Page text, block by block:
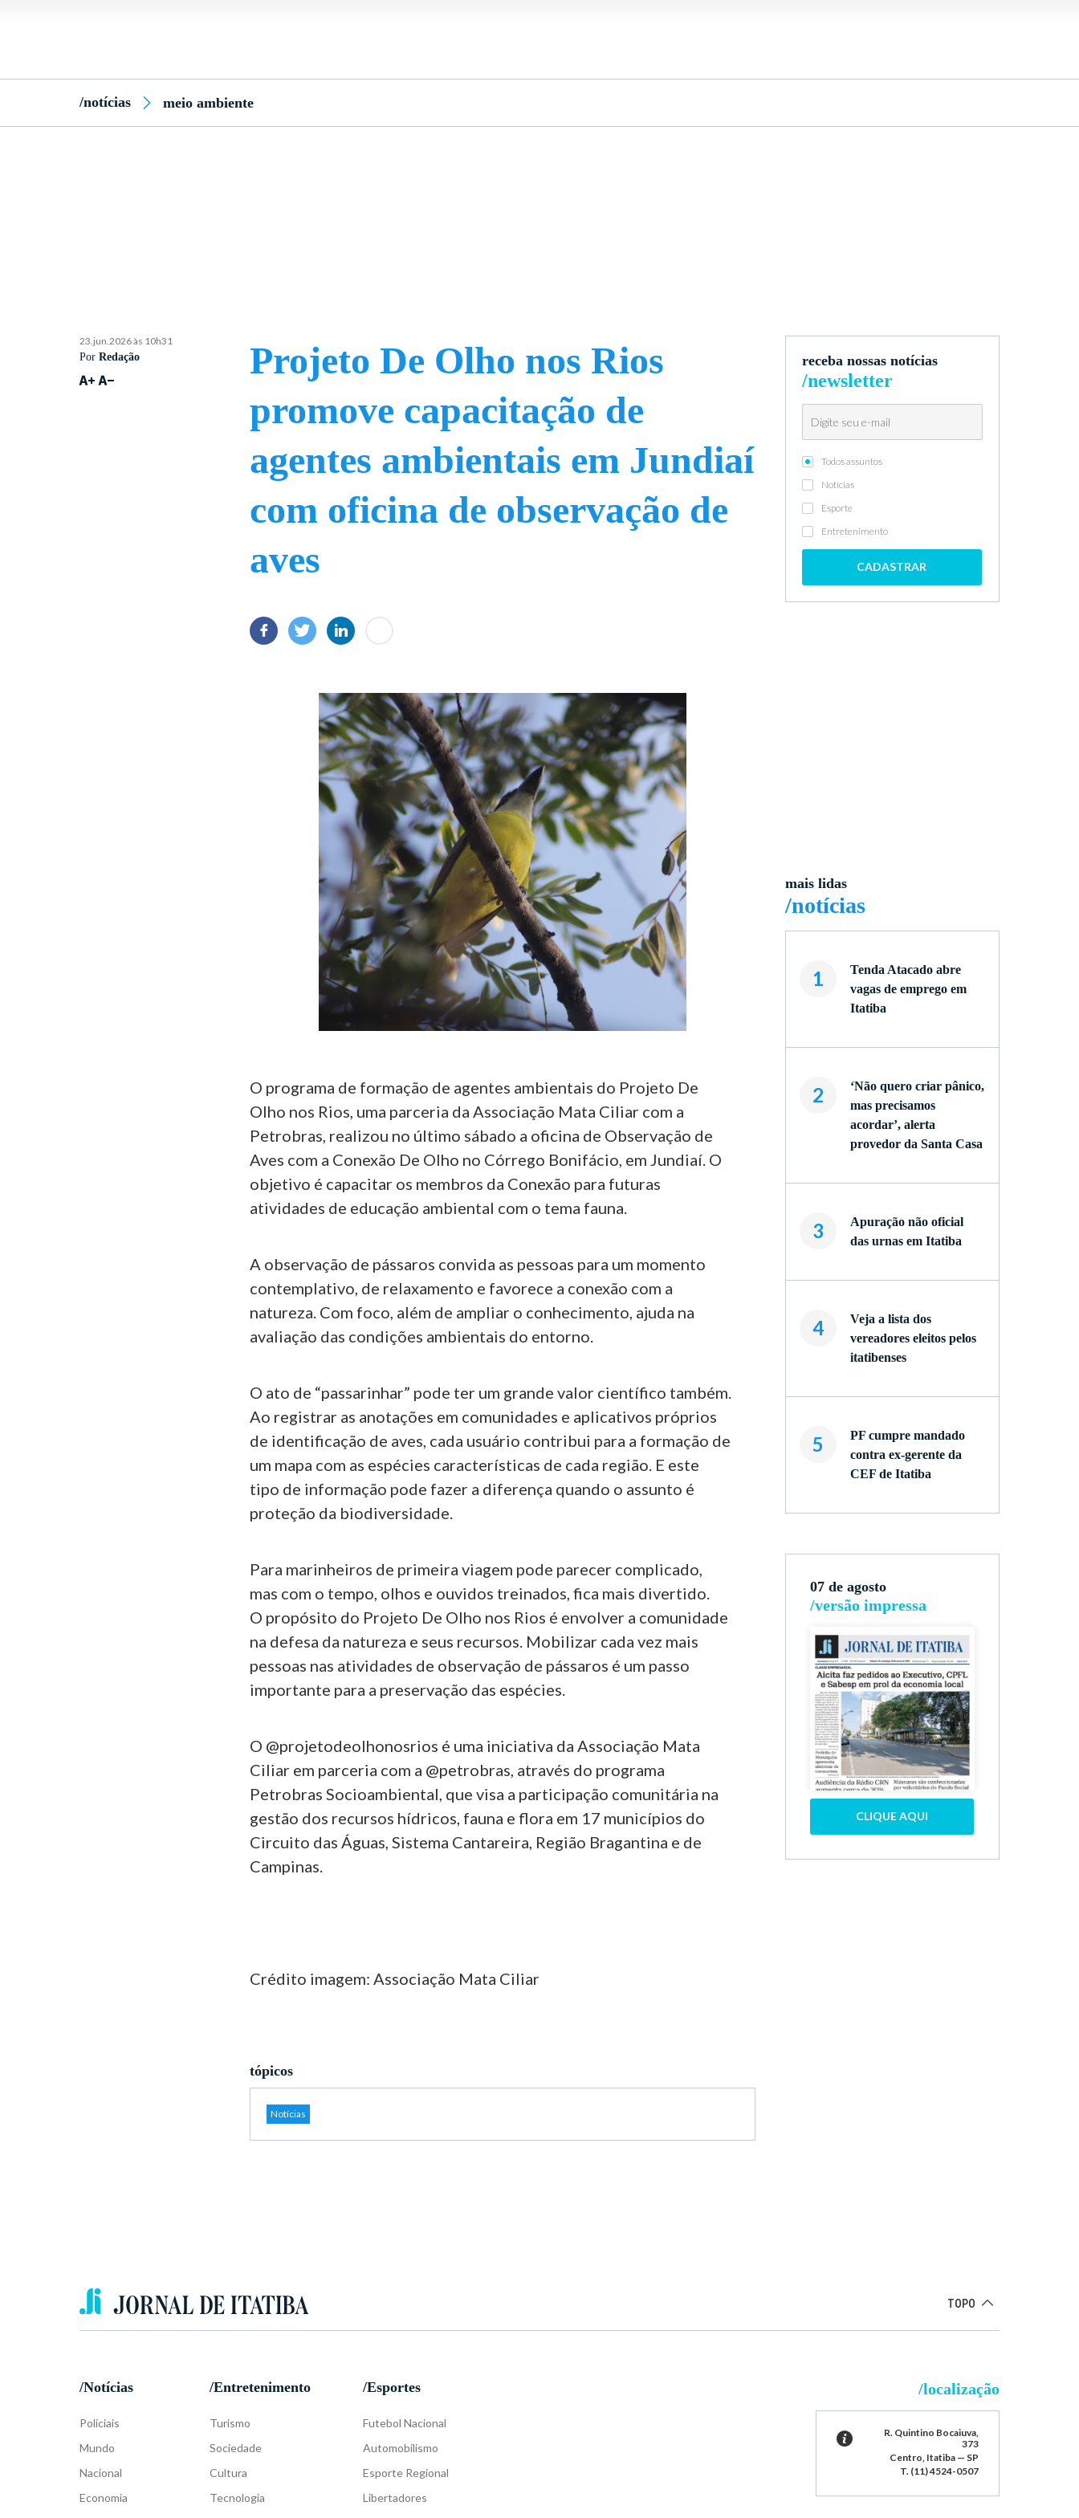
/notícias meio ambiente
23.jun.2026 às 10h31
PorRedação
Projeto De Olho nos Rios
promove capacitação de
agentes ambientais em Jundiaí
com oficina de observação de
aves
O programa de formação de agentes ambientais do Projeto De
Olho nos Rios, uma parceria da Associação Mata Ciliar com a
Petrobras, realizou no último sábado a oficina de Observação de
Aves com a Conexão De Olho no Córrego Bonifácio, em Jundiaí. O
objetivo é capacitar os membros da Conexão para futuras
atividades de educação ambiental com o tema fauna.
A observação de pássaros convida as pessoas para um momento
contemplativo, de relaxamento e favorece a conexão com a
natureza. Com foco, além de ampliar o conhecimento, ajuda na
avaliação das condições ambientais do entorno.
O ato de “passarinhar” pode ter um grande valor científico também.
Ao registrar as anotações em comunidades e aplicativos próprios
de identificação de aves, cada usuário contribui para a formação de
um mapa com as espécies características de cada região. E este
tipo de informação pode fazer a diferença quando o assunto é
proteção da biodiversidade.
Para marinheiros de primeira viagem pode parecer complicado,
mas com o tempo, olhos e ouvidos treinados, fica mais divertido.
O propósito do Projeto De Olho nos Rios é envolver a comunidade
na defesa da natureza e seus recursos. Mobilizar cada vez mais
pessoas nas atividades de observação de pássaros é um passo
importante para a preservação das espécies.
O @projetodeolhonosrios é uma iniciativa da Associação Mata
Ciliar em parceria com a @petrobras, através do programa
Petrobras Socioambiental, que visa a participação comunitária na
gestão dos recursos hídricos, fauna e flora em 17 municípios do
Circuito das Águas, Sistema Cantareira, Região Bragantina e de
Campinas.
Crédito imagem: Associação Mata Ciliar
tópicos
Notícias
receba nossas notícias
/newsletter
Todos assuntos
Notícias
Esporte
Entretenimento
CADASTRAR
mais lidas
/notícias
1
Tenda Atacado abre
vagas de emprego em
Itatiba
2
‘Não quero criar pânico,
mas precisamos
acordar’, alerta
provedor da Santa Casa
3
Apuração não oficial
das urnas em Itatiba
4
Veja a lista dos
vereadores eleitos pelos
itatibenses
5
PF cumpre mandado
contra ex-gerente da
CEF de Itatiba
07 de agosto
/versão impressa
CLIQUE AQUI
TOPO
/Notícias
Policiais
Mundo
Nacional
Economia
/Entretenimento
Turismo
Sociedade
Cultura
Tecnologia
/Esportes
Futebol Nacional
Automobilismo
Esporte Regional
Libertadores
/localização
R. Quintino Bocaiuva,
373
Centro, Itatiba — SP
T. (11) 4524-0507